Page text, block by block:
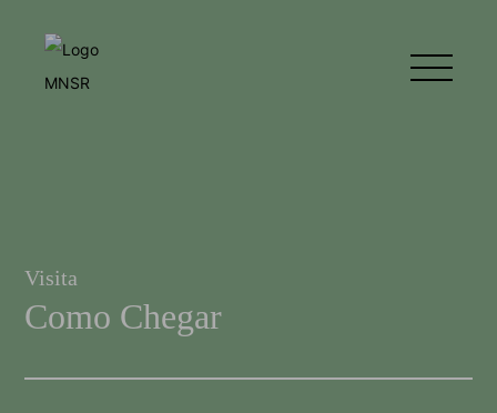
Visita
Como Chegar